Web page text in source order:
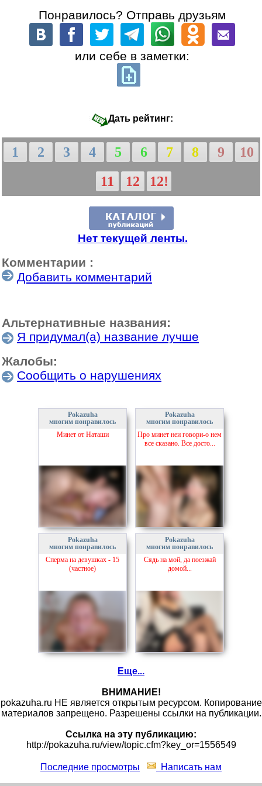
Понравилось? Отправь друзьям
или себе в заметки:
Дать рейтинг:
1 2 3 4 5 6 7 8 9
10
11
12 12!
Нет текущей ленты.
Комментарии :
Добавить комментарий
Альтернативные названия:
Я придумал(а) название лучше
Жалобы:
Сообщить о нарушениях
Pokazuha
многим понравилось
Минет от Наташи
Pokazuha
многим понравилось
Про минет неи говори-о нем
все сказано. Все досто...
Pokazuha
многим понравилось
Сперма на девушках - 15
(частное)
Pokazuha
многим понравилось
Сядь на мой, да поезжай
домой...
Еще...
ВНИМАНИЕ!
pokazuha.ru НЕ является открытым ресурсом. Копирование
материалов запрещено. Разрешены ссылки на публикации.
Ссылка на эту публикацию:
http://pokazuha.ru/view/topic.cfm?key_or=1556549
Последние просмотры Написать нам